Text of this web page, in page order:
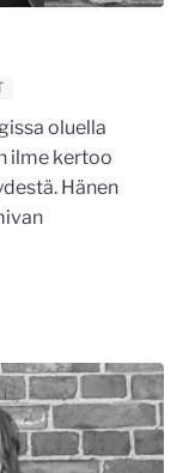
oluella
ilme kertoo
Hänen